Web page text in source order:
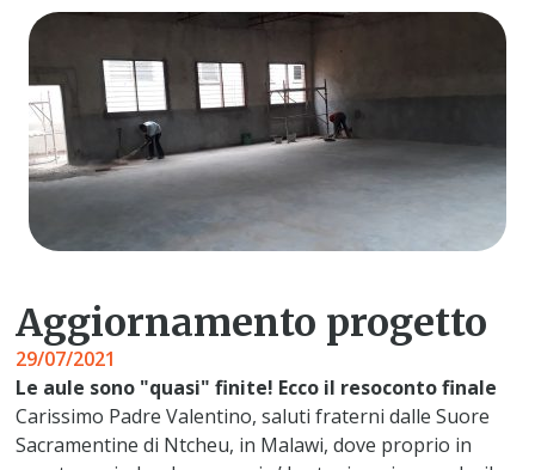
Aggiornamento progetto
29/07/2021
Le aule sono "quasi" finite! Ecco il resoconto finale
Carissimo Padre Valentino, saluti fraterni dalle Suore
Sacramentine di Ntcheu, in Malawi, dove proprio in